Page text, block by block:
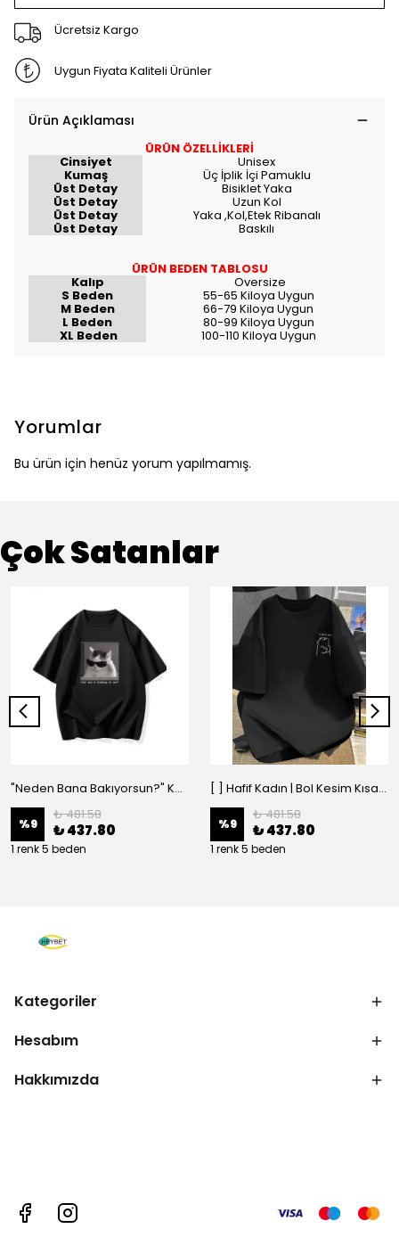
Ücretsiz Kargo
Uygun Fiyata Kaliteli Ürünler
Ürün Açıklaması
ÜRÜN ÖZELLİKLERİ
Cinsiyet Unisex
Kumaş Üç İplik İçi Pamuklu
Üst Detay Bisiklet Yaka
Üst Detay Uzun Kol
Üst Detay Yaka ,Kol,Etek Ribanalı
Üst Detay Baskılı
ÜRÜN BEDEN TABLOSU
Kalıp Oversize
S Beden 55-65 Kiloya Uygun
M Beden 66-79 Kiloya Uygun
L Beden 80-99 Kiloya Uygun
XL Beden 100-110 Kiloya Uygun
Yorumlar
Bu ürün için henüz yorum yapılmamış.
Çok Satanlar
"Neden Bana Bakıyorsun?" Komik Kedi Grafik Tişört - Dijital Baskılı Siyah Bol - Siyah
%9
₺ 481.58
₺ 437.80
1 renk 5 beden
[ ] Hafif Kadın | Bol Kesim Kısa Kollu Yuvarlak Yaka Eğlenceli Karikatür Ayı ve - Siyah
%9
₺ 481.58
₺ 437.80
1 renk 5 beden
Kategoriler
Hesabım
Hakkımızda